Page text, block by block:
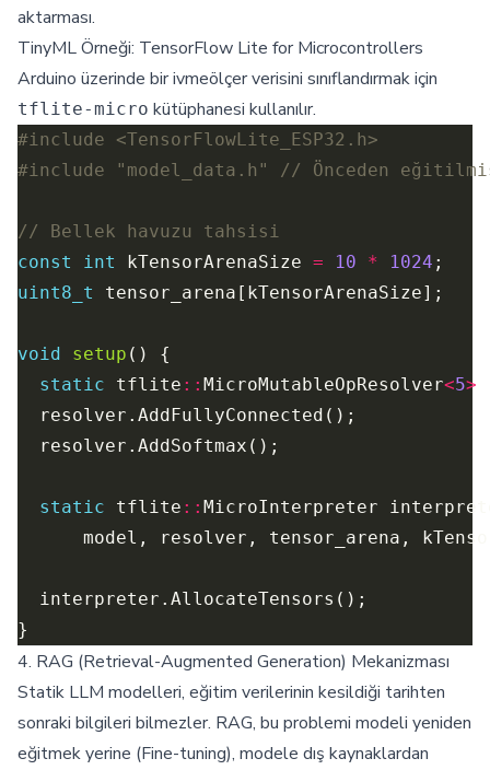
aktarması.
TinyML Örneği: TensorFlow Lite for Microcontrollers
Arduino üzerinde bir ivmeölçer verisini sınıflandırmak için
tflite-micro kütüphanesi kullanılır.
#include
<TensorFlowLite_ESP32.h>
#include
"model_data.h"
const
int kTensorArenaSize = 10 * 1024
uint8_t
void setup
static tflite :: MicroMutableOpResolver<5>
static tflite ::
4. RAG (Retrieval-Augmented Generation) Mekanizması
Statik LLM modelleri, eğitim verilerinin kesildiği tarihten
sonraki bilgileri bilmezler. RAG, bu problemi modeli yeniden
eğitmek yerine (Fine-tuning), modele dış kaynaklardan